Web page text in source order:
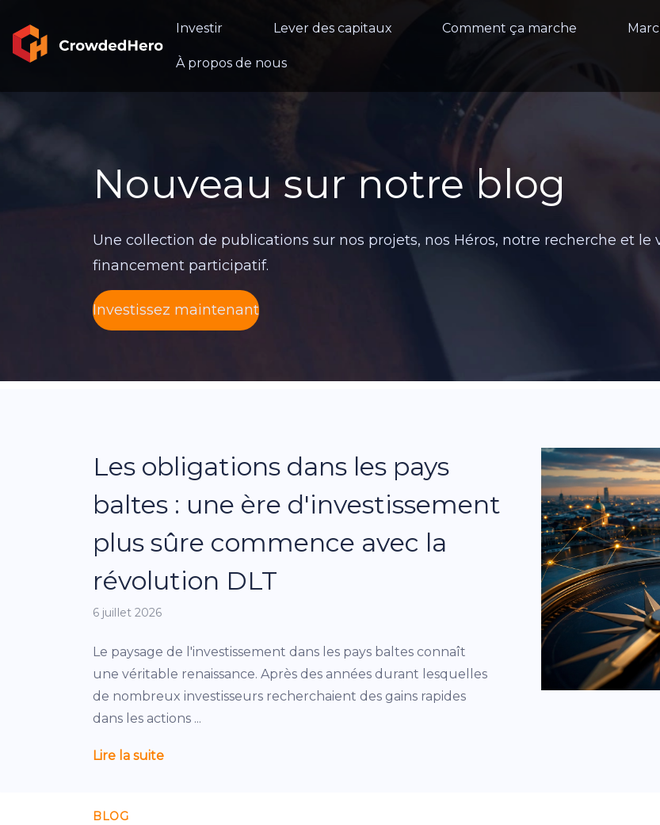
Investir Lever des capitaux Comment ça marche
À propos de nous
Nouveau sur notre blog
Une collection de publications sur nos projets, nos Héros, notre recherche et
financement participatif.
Investissez maintenant
Les obligations dans les pays
baltes : une ère d'investissement
plus sûre commence avec la
révolution DLT
6 juillet 2026
Le paysage de l'investissement dans les pays baltes connaît
une véritable renaissance. Après des années durant lesquelles
de nombreux investisseurs recherchaient des gains rapides
dans les actions ...
Lire la suite
BLOG